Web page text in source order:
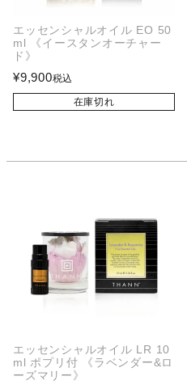
エッセンシャルオイル EO 50
ml 《イースタンオーチャー
ド》
¥9,900税込
在庫切れ
エッセンシャルオイル LR 10
ml ポプリ付 《ラベンダー&ロ
ーズマリー》